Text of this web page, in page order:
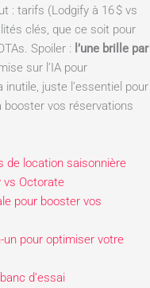
: tarifs (Lodgify à 16 $ vs
clés, que ce soit pour
Spoiler : l’une brille par
sur l’IA pour
juste l’essentiel pour
à booster vos réservations
de location saisonnière
vs Octorate
pour booster vos
un pour optimiser votre
d’essai